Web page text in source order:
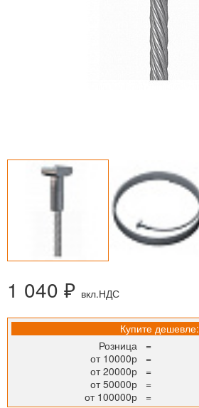
1 040 ₽ вкл.НДС
Купите дешевле:
Розница
=
от 10000р
=
от 20000р
=
от 50000р
=
от 100000р
=